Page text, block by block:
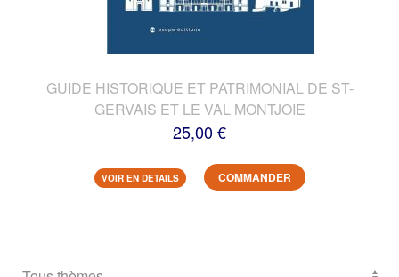
GUIDE HISTORIQUE ET PATRIMONIAL DE ST-
GERVAIS ET LE VAL MONTJOIE
25,00 €
VOIR EN DETAILS COMMANDER